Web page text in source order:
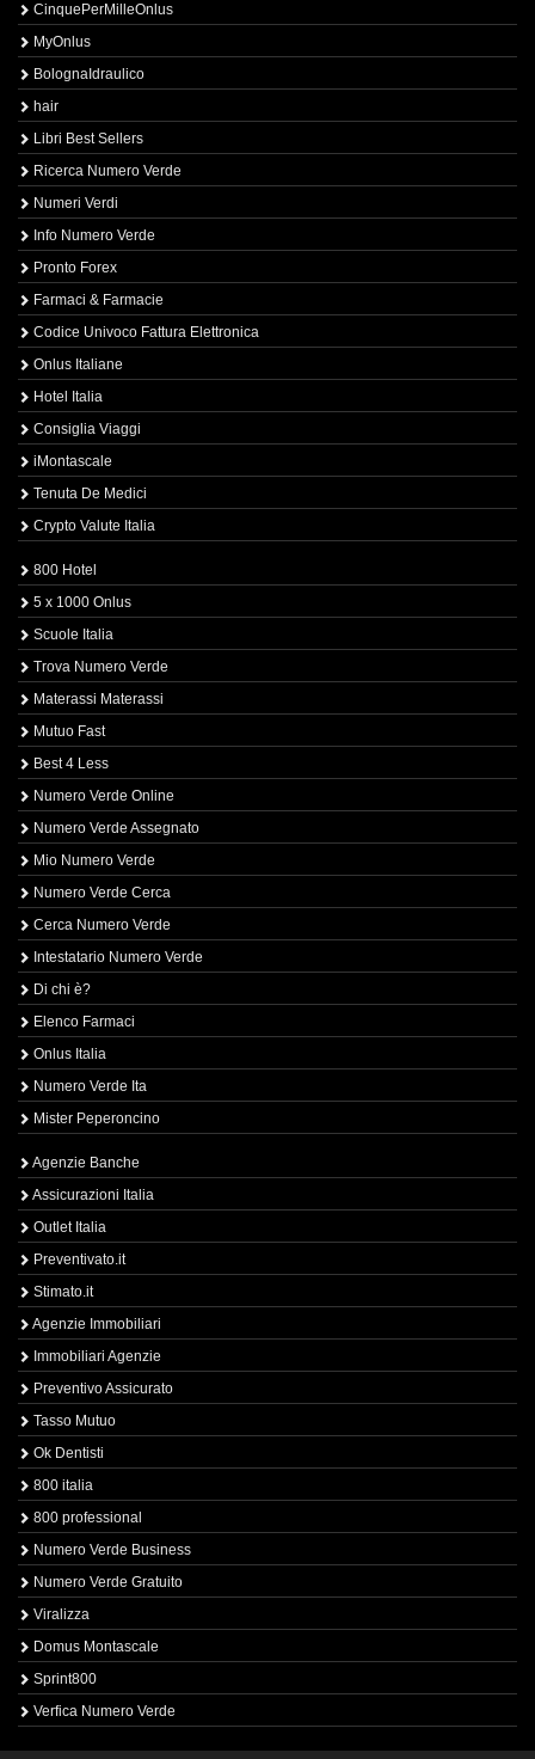
CinquePerMilleOnlus
MyOnlus
BolognaIdraulico
hair
Libri Best Sellers
Ricerca Numero Verde
Numeri Verdi
Info Numero Verde
Pronto Forex
Farmaci & Farmacie
Codice Univoco Fattura Elettronica
Onlus Italiane
Hotel Italia
Consiglia Viaggi
iMontascale
Tenuta De Medici
Crypto Valute Italia
800 Hotel
5 x 1000 Onlus
Scuole Italia
Trova Numero Verde
Materassi Materassi
Mutuo Fast
Best 4 Less
Numero Verde Online
Numero Verde Assegnato
Mio Numero Verde
Numero Verde Cerca
Cerca Numero Verde
Intestatario Numero Verde
Di chi è?
Elenco Farmaci
Onlus Italia
Numero Verde Ita
Mister Peperoncino
Agenzie Banche
Assicurazioni Italia
Outlet Italia
Preventivato.it
Stimato.it
Agenzie Immobiliari
Immobiliari Agenzie
Preventivo Assicurato
Tasso Mutuo
Ok Dentisti
800 italia
800 professional
Numero Verde Business
Numero Verde Gratuito
Viralizza
Domus Montascale
Sprint800
Verfica Numero Verde